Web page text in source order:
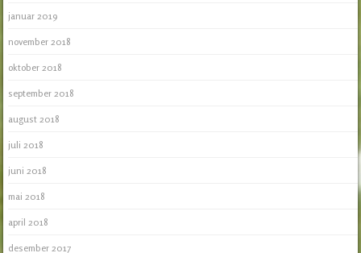
januar 2019
november 2018
oktober 2018
september 2018
august 2018
juli 2018
juni 2018
mai 2018
april 2018
desember 2017